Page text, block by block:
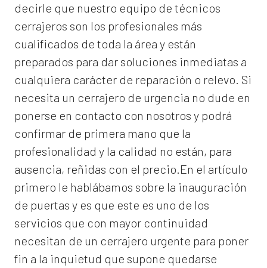
decirle que nuestro equipo de técnicos
cerrajeros son los profesionales más
cualificados de toda la área y están
preparados para dar soluciones inmediatas a
cualquiera carácter de reparación o relevo. Si
necesita un cerrajero de urgencia no dude en
ponerse en contacto con nosotros y podrá
confirmar de primera mano que la
profesionalidad y la calidad no están, para
ausencia, reñidas con el precio.En el artículo
primero le hablábamos sobre la inauguración
de puertas y es que este es uno de los
servicios que con mayor continuidad
necesitan de un cerrajero urgente para poner
fin a la inquietud que supone quedarse